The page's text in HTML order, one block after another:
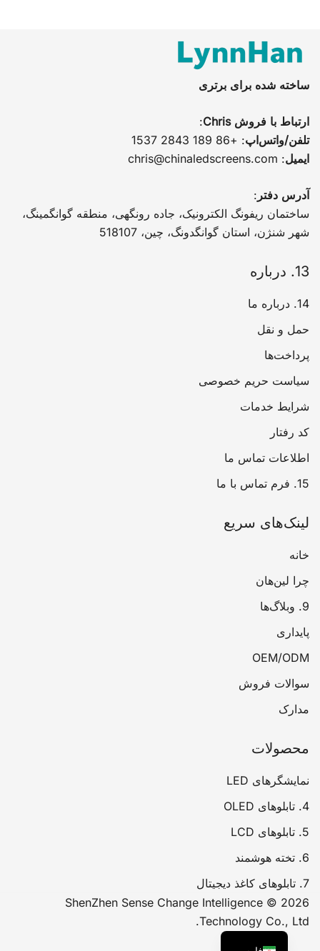
ساخته شده برای برتری
ارتباط با فروش Chris
:
تلفن/واتس‌اپ: +86 189 2843 1537
ایمیل:
chris@chinaledscreens.com
آدرس دفتر :
ساختمان ریفونگ الکترونیک، جاده رونگهی، منطقه گوانگمینگ،
شهر شنژن، استان گوانگدونگ، چین، 518107
13. درباره
14. درباره ما
حمل و نقل
پرداخت‌ها
سیاست حریم خصوصی
شرایط خدمات
کد رفتار
اطلاعات تماس ما
15. فرم تماس با ما
لینک‌های سریع
خانه
چرا لین‌هان
9. وبلاگ‌ها
پایداری
OEM/ODM
سوالات فروش
مدارک
محصولات
نمایشگرهای LED
4. تابلوهای OLED
5. تابلوهای LCD
6. تخته هوشمند
7. تابلوهای کاغذ دیجیتال
2026 © ShenZhen Sense Change Intelligence
Technology Co., Ltd.